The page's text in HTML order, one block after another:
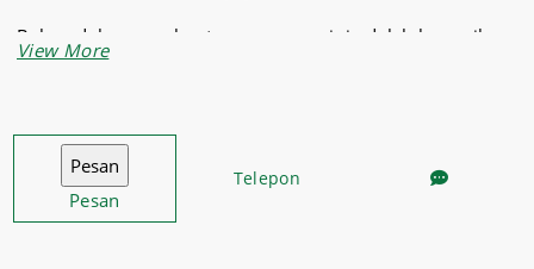
Bahan dalam pembuatan sauce cup ini adalah keramik
yang memiliki kualitas baik.
menyediakan produk – produk berkualitas yang bisa
Anda gunakan untuk bidang apa saja.
Jadi, segera belanja aneka kebutuhan rumah tangga dan
Pesan
Telepon